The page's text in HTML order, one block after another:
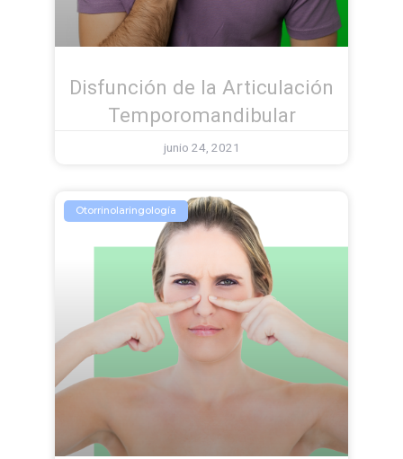
Disfunción de la Articulación
Temporomandibular
junio 24, 2021
Otorrinolaringología